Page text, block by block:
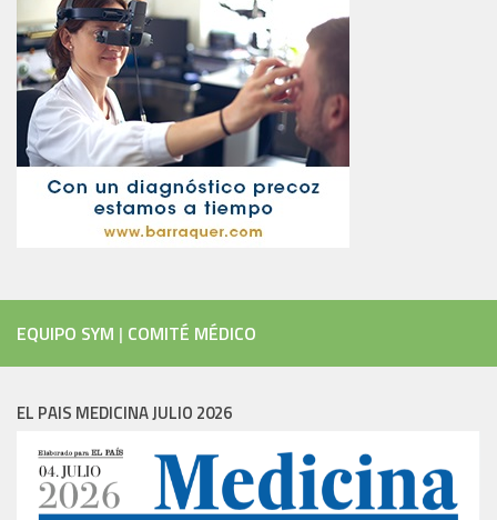
EQUIPO SYM | COMITÉ MÉDICO
EL PAIS MEDICINA JULIO 2026